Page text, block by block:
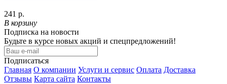
241 р.
В корзину
Подписка на новости
Будьте в курсе новых акций и спецпредложений!
Подписаться
Главная О компании Услуги и сервис Оплата Доставка
Отзывы Карта сайта Контакты